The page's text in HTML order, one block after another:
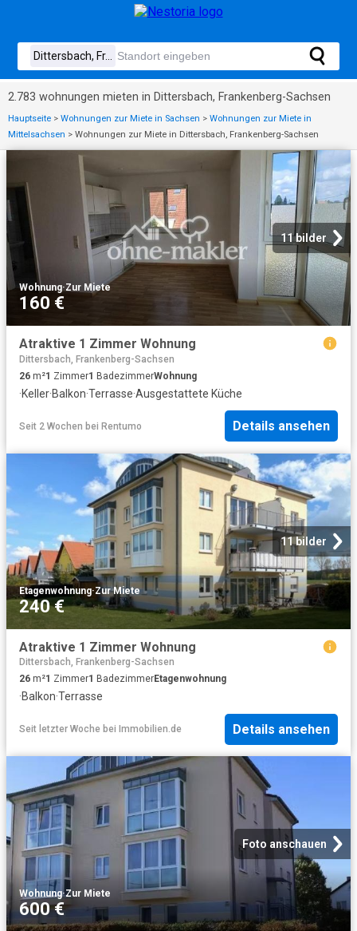
2.783 wohnungen mieten in Dittersbach, Frankenberg-Sachsen
Hauptseite > Wohnungen zur Miete in Sachsen > Wohnungen zur Miete in
Mittelsachsen > Wohnungen zur Miete in Dittersbach, Frankenberg-Sachsen
11 bilder
Wohnung·Zur Miete
160 €
Atraktive 1 Zimmer Wohnung
Dittersbach, Frankenberg-Sachsen
26 m²1 Zimmer1 BadezimmerWohnung
·Keller·Balkon·Terrasse·Ausgestattete Küche
Seit 2 Wochen bei Rentumo Details ansehen
11 bilder
Etagenwohnung·Zur Miete
240 €
Atraktive 1 Zimmer Wohnung
Dittersbach, Frankenberg-Sachsen
26 m²1 Zimmer1 BadezimmerEtagenwohnung
·Balkon·Terrasse
Seit letzter Woche bei Immobilien.de Details ansehen
Foto anschauen
Wohnung·Zur Miete
600 €